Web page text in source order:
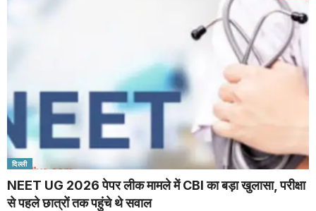
दिल्ली
NEET UG 2026 पेपर लीक मामले में CBI का बड़ा खुलासा, परीक्षा
से पहले छात्रों तक पहुंचे थे सवाल